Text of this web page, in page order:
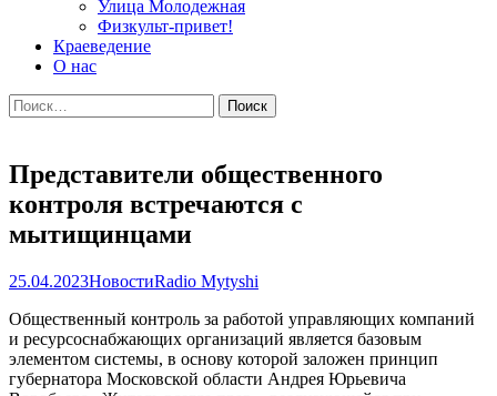
Улица Молодежная
Физкульт-привет!
Краеведение
О нас
Найти:
Представители общественного
контроля встречаются с
мытищинцами
25.04.2023НовостиRadio Mytyshi
Общественный контроль за работой управляющих компаний
и ресурсоснабжающих организаций является базовым
элементом системы, в основу которой заложен принцип
губернатора Московской области Андрея Юрьевича